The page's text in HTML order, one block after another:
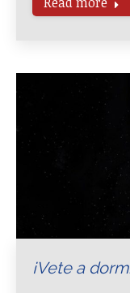
¡Vete a